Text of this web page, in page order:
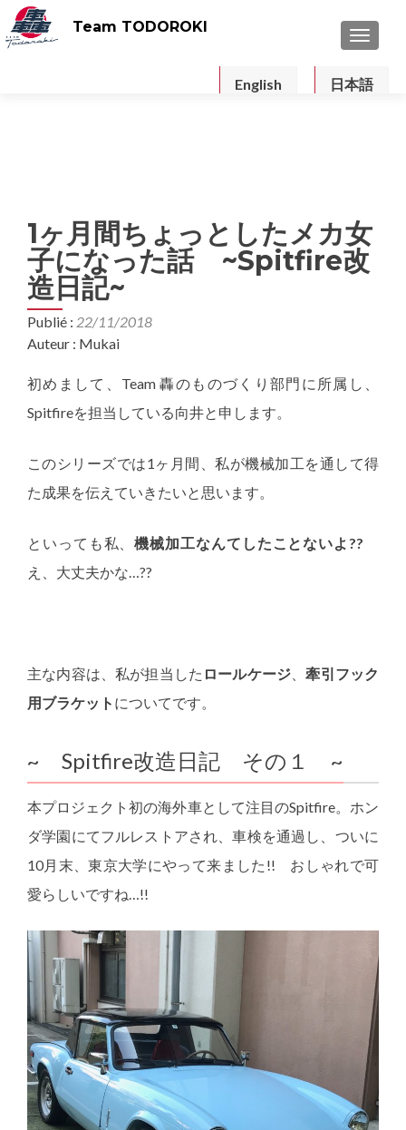
Team TODOROKI
日本語
English
1ヶ月間ちょっとしたメカ女
子になった話 ~Spitfire改
造日記~
Publié : 22/11/2018
Auteur : Mukai
初めまして、Team 轟のものづくり部門に所属し、
Spitfireを担当している向井と申します。
このシリーズでは1ヶ月間、私が機械加工を通して得
た成果を伝えていきたいと思います。
といっても私、機械加工なんてしたことないよ??
え、大丈夫かな…??
主な内容は、私が担当した ロールケージ 、牽引フック
用ブラケット についてです。
~ Spitfire改造日記 その１ ~
本プロジェクト初の海外車として注目のSpitfire。ホン
ダ学園にてフルレストアされ、車検を通過し、ついに
10月末、東京大学にやって来ました!! おしゃれで可
愛らしいですね…!!